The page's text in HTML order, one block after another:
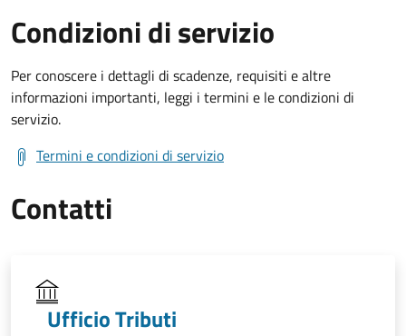
Condizioni di servizio
Per conoscere i dettagli di scadenze, requisiti e altre
informazioni importanti, leggi i termini e le condizioni di
servizio.
Termini e condizioni di servizio
Contatti
Ufficio Tributi